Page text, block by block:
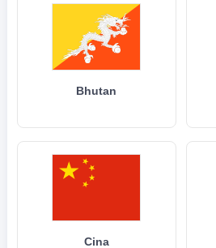
Bhutan
Cina